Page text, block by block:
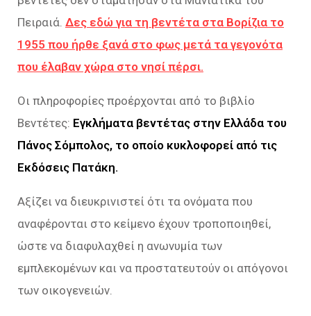
Πειραιά. Δες εδώ για τη βεντέτα στα Βορίζια το
1955 που ήρθε ξανά στο φως μετά τα γεγονότα
που έλαβαν χώρα στο νησί πέρσι.
Οι πληροφορίες προέρχονται από το βιβλίο
Βεντέτες: Εγκλήματα βεντέτας στην Ελλάδα του
Πάνος Σόμπολος, το οποίο κυκλοφορεί από τις
Εκδόσεις Πατάκη.
Αξίζει να διευκρινιστεί ότι τα ονόματα που
αναφέρονται στο κείμενο έχουν τροποποιηθεί,
ώστε να διαφυλαχθεί η ανωνυμία των
εμπλεκομένων και να προστατευτούν οι απόγονοι
των οικογενειών.